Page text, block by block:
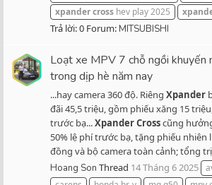
xpandercross hev play 2025
Trả lời: 0 Forum:MITSUBISHI
Loạt xe MPV 7 chỗ ngồi khuyến
trong dịp hè năm nay
...hay camera 360 độ. Riêng Xpander
đãi 45,5 triệu, gồm phiếu xăng 15
trước bạ...XpanderCrosscũng
50% lệ phí trước bạ, tặng phiếu nhiên
đồng và bộ camera toàn cảnh; tổng
Hoang Son Thread 14 Tháng 6 2025